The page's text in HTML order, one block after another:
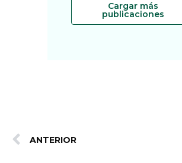
Cargar más
publicaciones
ANTERIOR